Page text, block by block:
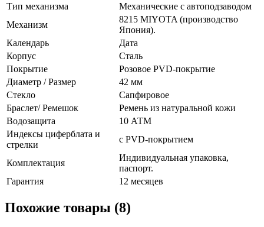
Тип механизма
Механические с автоподзаводом
Механизм
8215 MIYOTA (производство
Япония).
Календарь
Дата
Корпус
Сталь
Покрытие
Розовое PVD-покрытие
Диаметр / Размер
42 мм
Стекло
Сапфировое
Браслет/ Ремешок
Ремень из натуральной кожи
Водозащита
10 АТМ
Индексы циферблата и
стрелки
с PVD-покрытием
Комплектация
Индивидуальная упаковка,
паспорт.
Гарантия
12 месяцев
Похожие товары (8)